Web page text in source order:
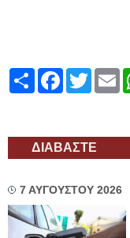
ShareFacebook
Twitter
ΔΙΑΒΑΣΤΕ
7 ΑΥΓΟΥΣΤΟΥ 2026